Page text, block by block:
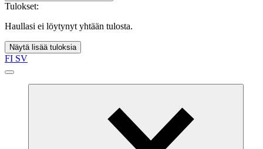
Tulokset:
Haullasi ei löytynyt yhtään tulosta.
Näytä lisää tuloksia
FI SV